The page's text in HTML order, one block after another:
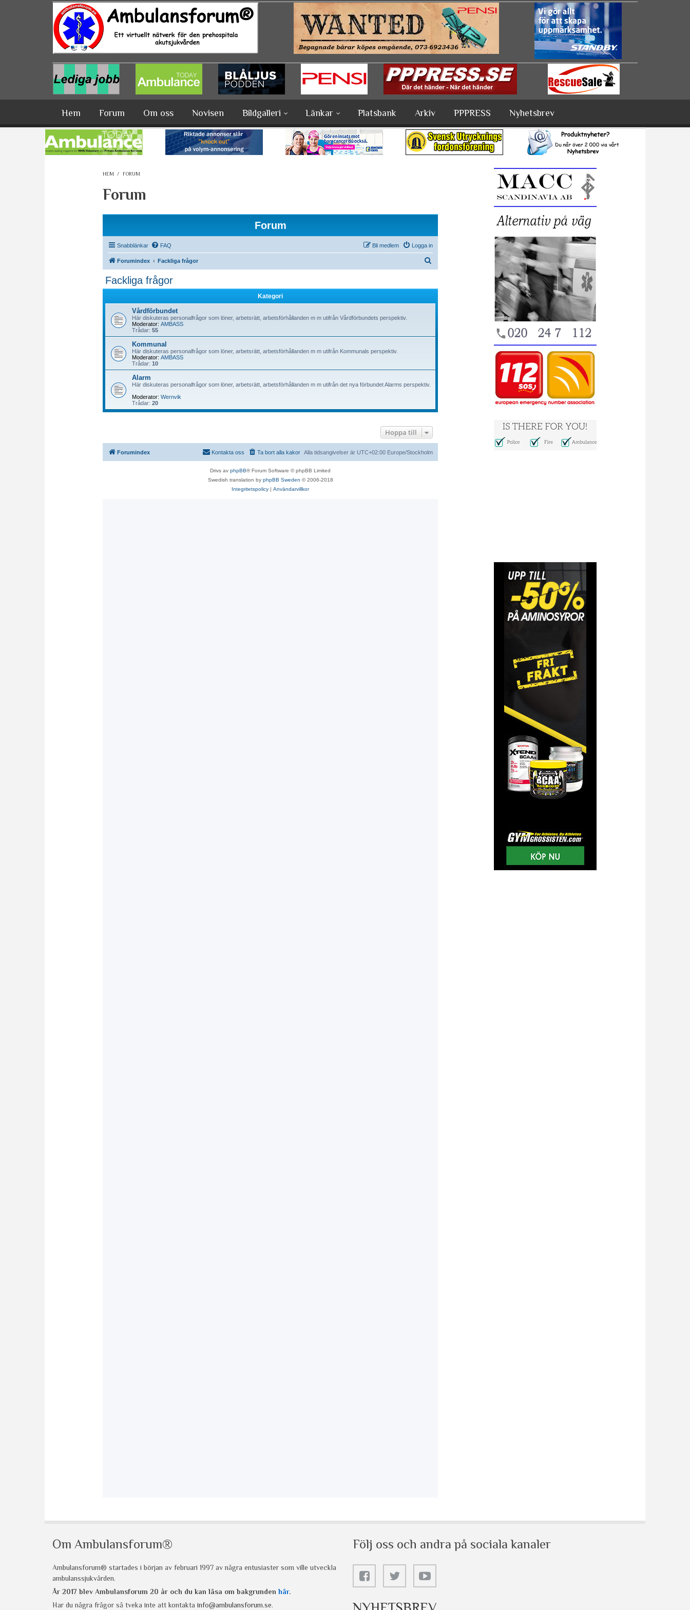
Hoppa till huvudinnehåll
Hem Forum Om oss Novisen Bildgalleri Länkar Platsbank Arkiv PPPRESS Nyhetsbrev
HEM / FORUM
Forum
Om Ambulansforum®
Ambulansforum® startades i början av februari 1997 av några entusiaster som ville utveckla
ambulanssjukvården.
År 2017 blev Ambulansforum 20 år och du kan läsa om bakgrunden här.
Har du några frågor så tveka inte att kontakta info@ambulansforum.se.
Följ oss och andra på sociala kanaler